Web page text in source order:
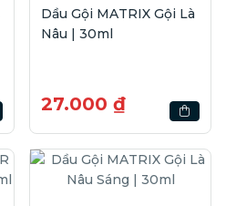
Dầu Gội MATRIX Gội Là
Nâu | 30ml
27.000 ₫